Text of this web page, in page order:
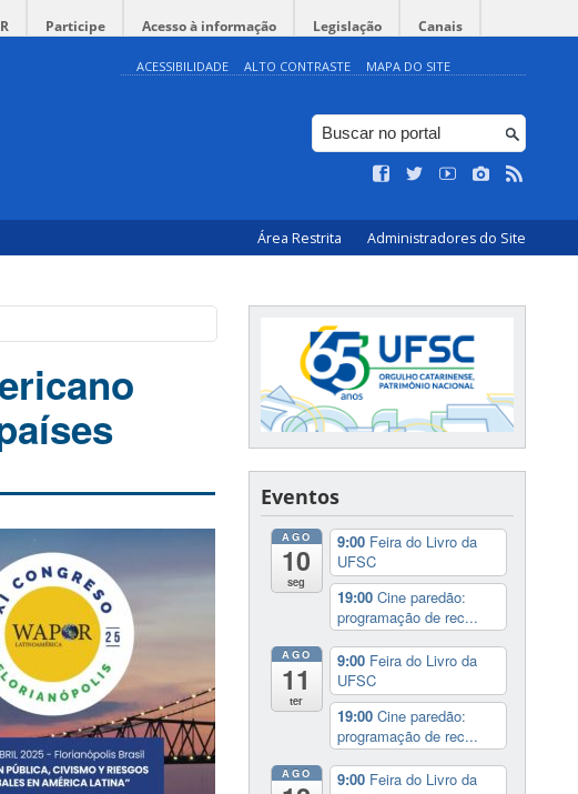
Participe Acesso à informação Legislação Canais
ACESSIBILIDADE ALTO CONTRASTE MAPA DO SITE
Área Restrita Administradores do Site
Eventos
AGO
10
seg
9:00 Feira do Livro da
UFSC
19:00 Cine paredão:
programação de rec...
AGO
11
ter
9:00 Feira do Livro da
UFSC
19:00 Cine paredão:
programação de rec...
AGO 9:00 Feira do Livro da